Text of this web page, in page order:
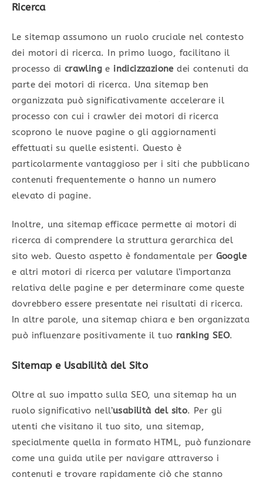
Ricerca
Le sitemap assumono un ruolo cruciale nel contesto
dei motori di ricerca. In primo luogo, facilitano il
processo di crawling e indicizzazionedei contenuti da
parte dei motori di ricerca. Una sitemap ben
organizzata può significativamente accelerare il
processo con cui i crawler dei motori di ricerca
scoprono le nuove pagine o gli aggiornamenti
effettuati su quelle esistenti. Questo è
particolarmente vantaggioso per i siti che pubblicano
contenuti frequentemente o hanno un numero
elevato di pagine.
Inoltre, una sitemap efficace permette ai motori di
ricerca di comprendere la struttura gerarchica del
sito web. Questo aspetto è fondamentale per Google
e altri motori di ricerca per valutare l’importanza
relativa delle pagine e per determinare come queste
dovrebbero essere presentate nei risultati di ricerca.
In altre parole, una sitemap chiara e ben organizzata
può influenzare positivamente il tuo ranking SEO.
Sitemap e Usabilità del Sito
Oltre al suo impatto sulla SEO, una sitemap ha un
ruolo significativo nell’usabilità del sito. Per gli
utenti che visitano il tuo sito, una sitemap,
specialmente quella in formato HTML, può funzionare
come una guida utile per navigare attraverso i
contenuti e trovare rapidamente ciò che stanno